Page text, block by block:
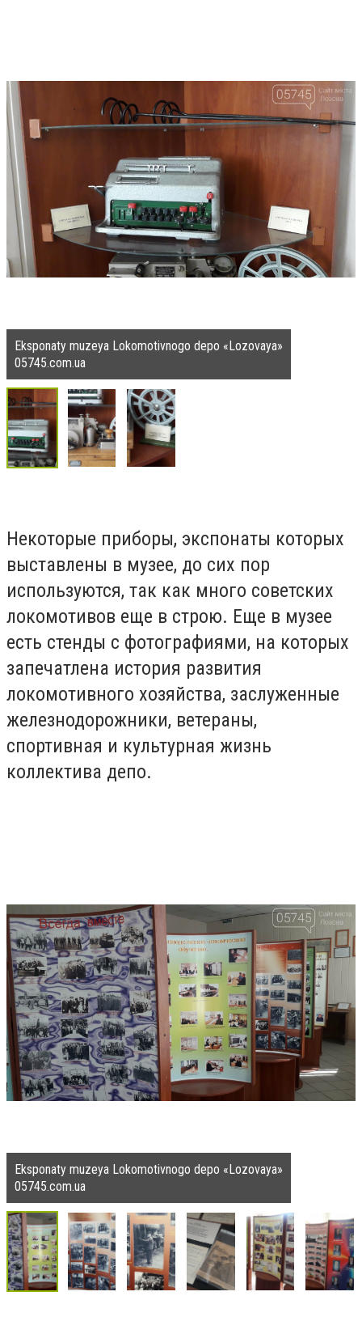
Eksponaty muzeya Lokomotivnogo depo «Lozovaya»
05745.com.ua
Некоторые приборы, экспонаты которых
выставлены в музее, до сих пор
используются, так как много советских
локомотивов еще в строю. Еще в музее
есть стенды с фотографиями, на которых
запечатлена история развития
локомотивного хозяйства, заслуженные
железнодорожники, ветераны,
спортивная и культурная жизнь
коллектива депо.
Eksponaty muzeya Lokomotivnogo depo «Lozovaya»
05745.com.ua